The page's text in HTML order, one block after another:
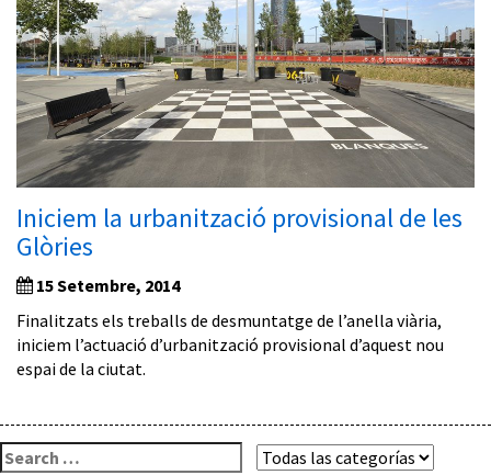
Iniciem la urbanització provisional de les
Glòries
15 Setembre, 2014
Finalitzats els treballs de desmuntatge de l’anella viària,
iniciem l’actuació d’urbanització provisional d’aquest nou
espai de la ciutat.
Cerca: